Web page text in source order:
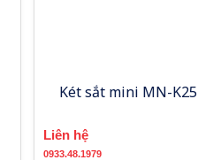
Két sắt mini MN-K25
Liên hệ
0933.48.1979